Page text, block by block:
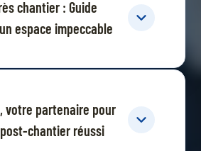
chantier : Guide
espace impeccable
votre partenaire pour
chantier réussi